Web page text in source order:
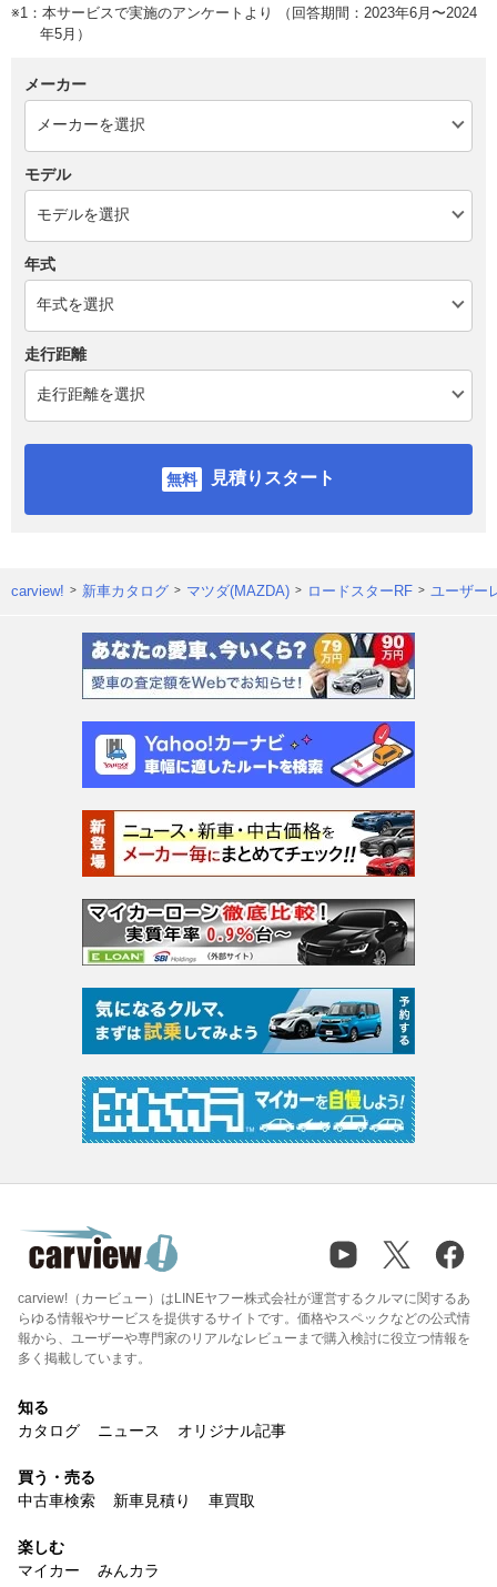
※1：本サービスで実施のアンケートより （回答期間：2023年6月〜2024
年5月）
メーカー
モデル
年式
走行距離
見積りスタート
carview! 新車カタログ マツダ(MAZDA) ロードスターRF ユーザー
carview!（カービュー）はLINEヤフー株式会社が運営するクルマに関するあ
らゆる情報やサービスを提供するサイトです。価格やスペックなどの公式情
報から、ユーザーや専門家のリアルなレビューまで購入検討に役立つ情報を
多く掲載しています。
知る
カタログ
ニュース オリジナル記事
買う・売る
中古車検索
新車見積り 車買取
楽しむ
マイカー
みんカラ